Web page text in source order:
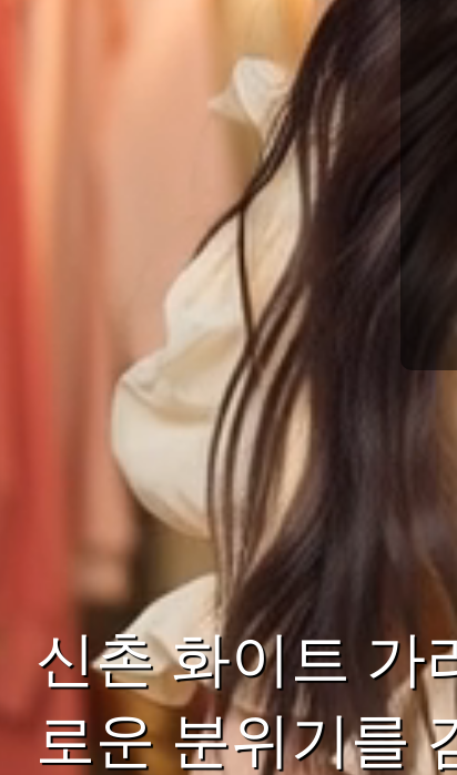
신촌 화이트 가
로운 분위기를